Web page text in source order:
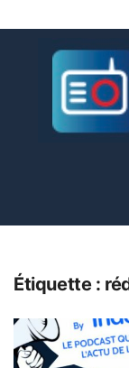
Étiquette :